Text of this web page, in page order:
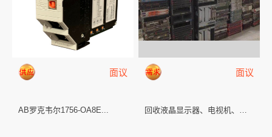
面议
AB罗克韦尔1756-OA8E...
面议